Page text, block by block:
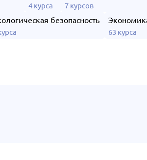
4 курса 7 курсов
безопасность
63 курса